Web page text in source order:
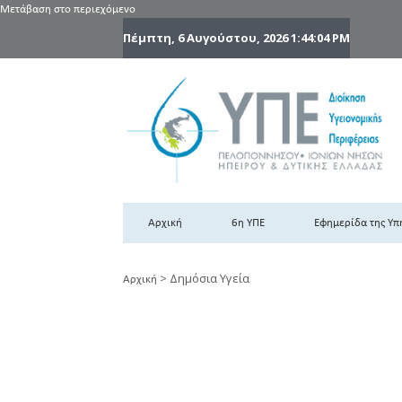
Μετάβαση στο περιεχόμενο
Πέμπτη, 6 Αυγούστου, 20261:44:06 PM
Αρχική 6η ΥΠΕ Εφημερίδα της
Αρχική > Δημόσια Υγεία